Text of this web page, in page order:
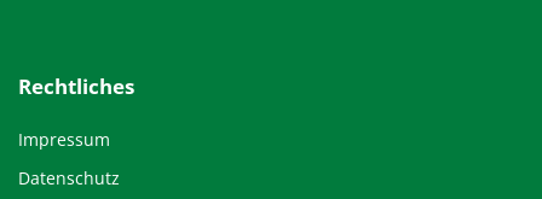
Rechtliches
Impressum
Datenschutz